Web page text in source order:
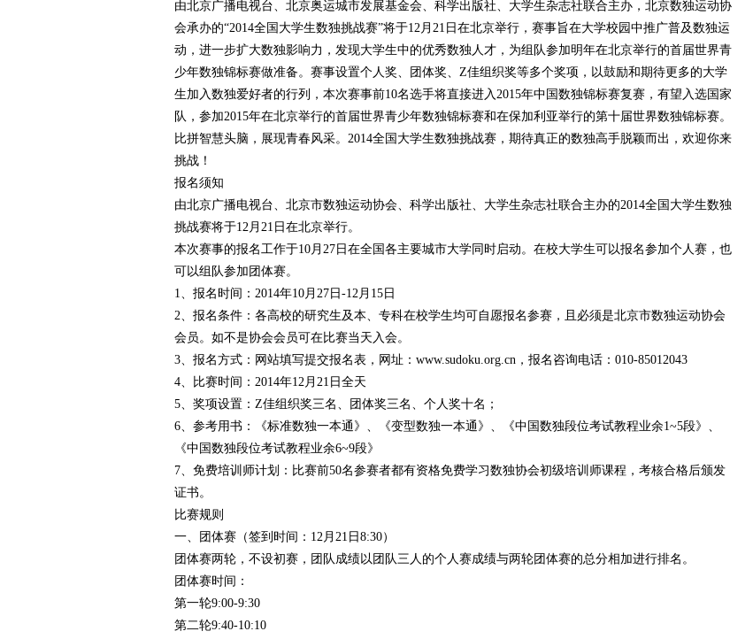
由北京广播电视台、北京奥运城市发展基金会、科学出版社、大学生杂志社联合主办，北京数独运动协
会承办的“2014全国大学生数独挑战赛”将于12月21日在北京举行，赛事旨在大学校园中推广普及数独运
动，进一步扩大数独影响力，发现大学生中的优秀数独人才，为组队参加明年在北京举行的首届世界青
少年数独锦标赛做准备。赛事设置个人奖、团体奖、Z佳组织奖等多个奖项，以鼓励和期待更多的大学
生加入数独爱好者的行列，本次赛事前10名选手将直接进入2015年中国数独锦标赛复赛，有望入选国家
队，参加2015年在北京举行的首届世界青少年数独锦标赛和在保加利亚举行的第十届世界数独锦标赛。
比拼智慧头脑，展现青春风采。2014全国大学生数独挑战赛，期待真正的数独高手脱颖而出，欢迎你来
挑战！
报名须知
由北京广播电视台、北京市数独运动协会、科学出版社、大学生杂志社联合主办的2014全国大学生数独
挑战赛将于12月21日在北京举行。
本次赛事的报名工作于10月27日在全国各主要城市大学同时启动。在校大学生可以报名参加个人赛，也
可以组队参加团体赛。
1、报名时间：2014年10月27日-12月15日
2、报名条件：各高校的研究生及本、专科在校学生均可自愿报名参赛，且必须是北京市数独运动协会
会员。如不是协会会员可在比赛当天入会。
3、报名方式：网站填写提交报名表，网址：www.sudoku.org.cn，报名咨询电话：010-85012043
4、比赛时间：2014年12月21日全天
5、奖项设置：Z佳组织奖三名、团体奖三名、个人奖十名；
6、参考用书：《标准数独一本通》、《变型数独一本通》、《中国数独段位考试教程业余1~5段》、
《中国数独段位考试教程业余6~9段》
7、免费培训师计划：比赛前50名参赛者都有资格免费学习数独协会初级培训师课程，考核合格后颁发
证书。
比赛规则
一、团体赛（签到时间：12月21日8:30）
团体赛两轮，不设初赛，团队成绩以团队三人的个人赛成绩与两轮团体赛的总分相加进行排名。
团体赛时间：
第一轮9:00-9:30
第二轮9:40-10:10